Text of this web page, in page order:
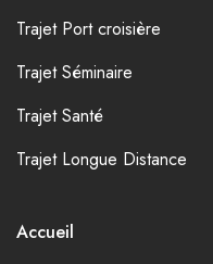
Trajet Port croisière
Trajet Séminaire
Trajet Santé
Trajet Longue Distance
Accueil